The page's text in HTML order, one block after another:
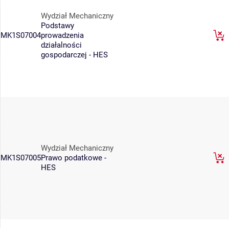
MK1S07004
Wydział Mechaniczny
Podstawy
prowadzenia
działalności
gospodarczej - HES
MK1S07005
Wydział Mechaniczny
Prawo podatkowe -
HES